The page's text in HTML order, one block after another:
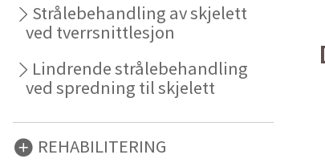
Strålebehandling av skjelett
ved tverrsnittlesjon
Lindrende strålebehandling
ved spredning til skjelett
REHABILITERING